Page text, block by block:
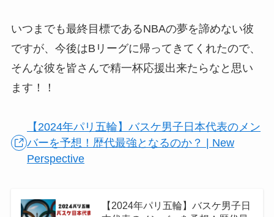
いつまでも最終目標であるNBAの夢を諦めない彼
ですが、今後はBリーグに帰ってきてくれたので、
そんな彼を皆さんで精一杯応援出来たらなと思い
ます！！
【2024年パリ五輪】バスケ男子日本代表のメン
バーを予想！歴代最強となるのか？ | New
Perspective
【2024年パリ五輪】バスケ男子日